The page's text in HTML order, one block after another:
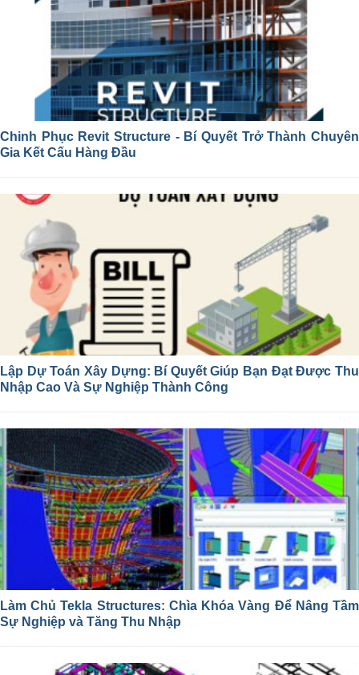
Chinh Phục Revit Structure - Bí Quyết Trở Thành Chuyên
Gia Kết Cấu Hàng Đầu
Lập Dự Toán Xây Dựng: Bí Quyết Giúp Bạn Đạt Được Thu
Nhập Cao Và Sự Nghiệp Thành Công
Làm Chủ Tekla Structures: Chìa Khóa Vàng Để Nâng Tầm
Sự Nghiệp và Tăng Thu Nhập